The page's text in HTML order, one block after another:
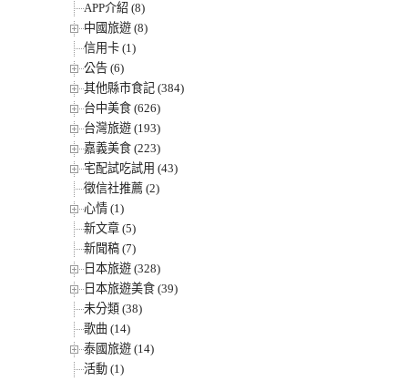
APP介紹 (8)
中國旅遊 (8)
信用卡 (1)
公告 (6)
其他縣市食記 (384)
台中美食 (626)
台灣旅遊 (193)
嘉義美食 (223)
宅配試吃試用 (43)
徵信社推薦 (2)
心情 (1)
新文章 (5)
新聞稿 (7)
日本旅遊 (328)
日本旅遊美食 (39)
未分類 (38)
歌曲 (14)
泰國旅遊 (14)
活動 (1)